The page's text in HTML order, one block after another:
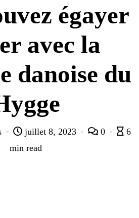
égayer
avec la
danoise du
juillet 8, 2023 0
6
min read